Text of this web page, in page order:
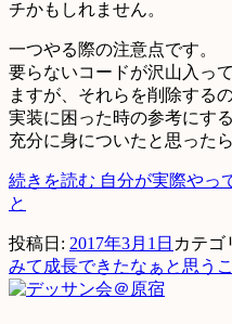
チかもしれません。
一つやる際の注意点です。
要らないコードが沢山入っ
ますが、それらを削除する
実装に困った時の参考にす
充分に身についたと思った
続きを読む 自分が実際やっ
と
投稿日: 2017年3月1日 カテゴ
みて成長できたなぁと思う